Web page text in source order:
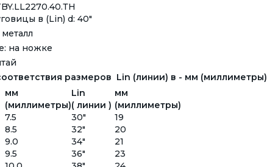
в (Lin) d: 40"
на ножке
размеров Lin (линии) в - мм (миллиметры)
мм Lin
мм
(миллиметры)( линии ) (миллиметры)
7.5 30"
19
8.5 32"
20
9.0 34"
21
9.5 36"
23